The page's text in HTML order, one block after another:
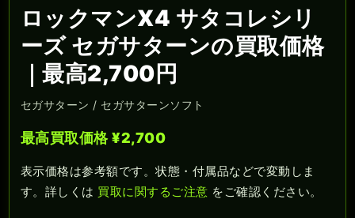
ロックマンX4 サタコレシリ
ーズ セガサターンの買取価格
｜最高2,700円
セガサターン / セガサターンソフト
最高買取価格 ¥2,700
表示価格は参考額です。状態・付属品などで変動しま
す。詳しくは 買取に関するご注意 をご確認ください。